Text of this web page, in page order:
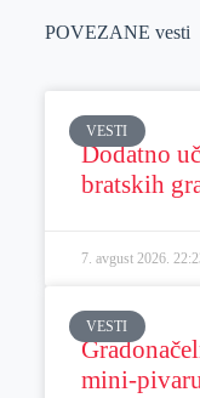
POVEZANE vesti
VESTI
Dodatno
bratskih
7. avgust 2026.
VESTI
mini-